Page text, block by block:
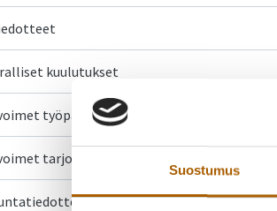
Suostumus
kuulutukset
työpaikat
tarjouspyynnöt